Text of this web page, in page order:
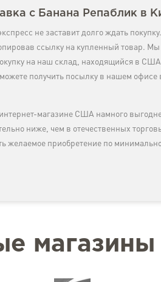
с Банана Репаблик в
не заставит долго ждать
ссылку на купленный товар. Мы
на наш склад, находящийся в
получить посылку в нашем
магазине США намного
ниже, чем в отечественных
желаемое приобретение по
магазины